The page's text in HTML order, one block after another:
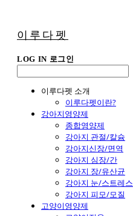
이루다펫
LOG IN 로그인
이루다펫 소개
이루다펫이란?
강아지영양제
종합영양제
강아지 관절/칼슘
강아지신장/면역
강아지 심장/간
강아지 장/유산균
강아지 눈/스트레스
강아지 피모/모질
고양이영양제